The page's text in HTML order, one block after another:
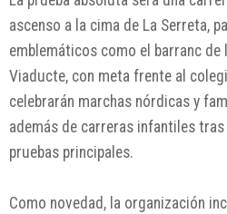
ascenso a la cima de La Serreta,
emblemáticos como el barranc de
Viaducte, con meta frente al
celebrarán marchas nórdicas y
además de carreras infantiles
pruebas principales.
Como novedad, la organización